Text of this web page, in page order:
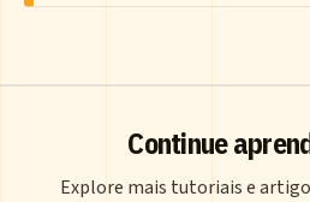
Continue
Explore mais tutoriais e